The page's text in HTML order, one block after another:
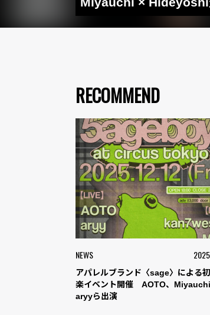
RECOMMEND
NEWS
アパレルブランド〈sage〉による
楽イベント開催 AOTO、Miyauchi
aryyら出演